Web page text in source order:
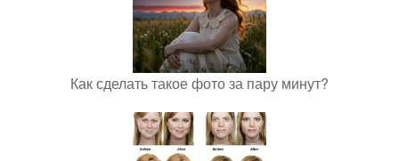
Как сделать такое фото за пару минут?